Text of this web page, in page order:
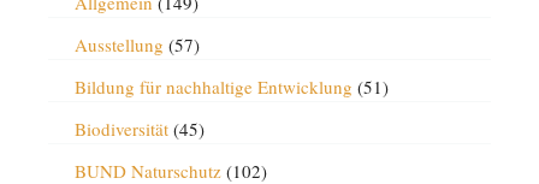
Ausstellung (57)
Bildung für nachhaltige Entwicklung (51)
Biodiversität(45)
BUND Naturschutz(102)